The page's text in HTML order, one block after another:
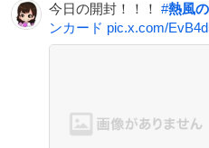
今日の開封！！！ #熱風
ンカード pic.x.com/